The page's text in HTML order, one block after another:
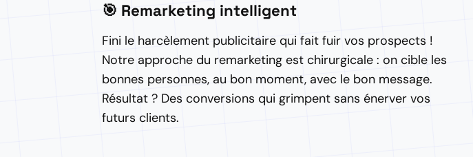
🎯 Remarketing intelligent
Fini le harcèlement publicitaire qui fait fuir vos prospects !
Notre approche du remarketing est chirurgicale : on cible les
bonnes personnes, au bon moment, avec le bon message.
Résultat ? Des conversions qui grimpent sans énerver vos
futurs clients.